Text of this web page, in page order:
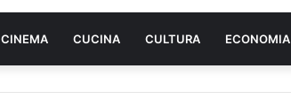
CINEMA CUCINA CULTURA ECONOMIA